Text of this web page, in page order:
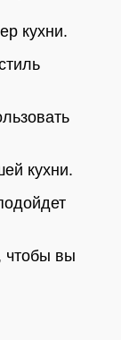
кухни.
кухни.
чтобы вы